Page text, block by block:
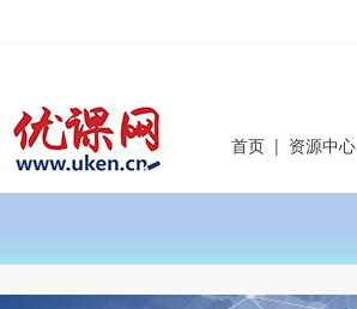
首页 | 资源中心